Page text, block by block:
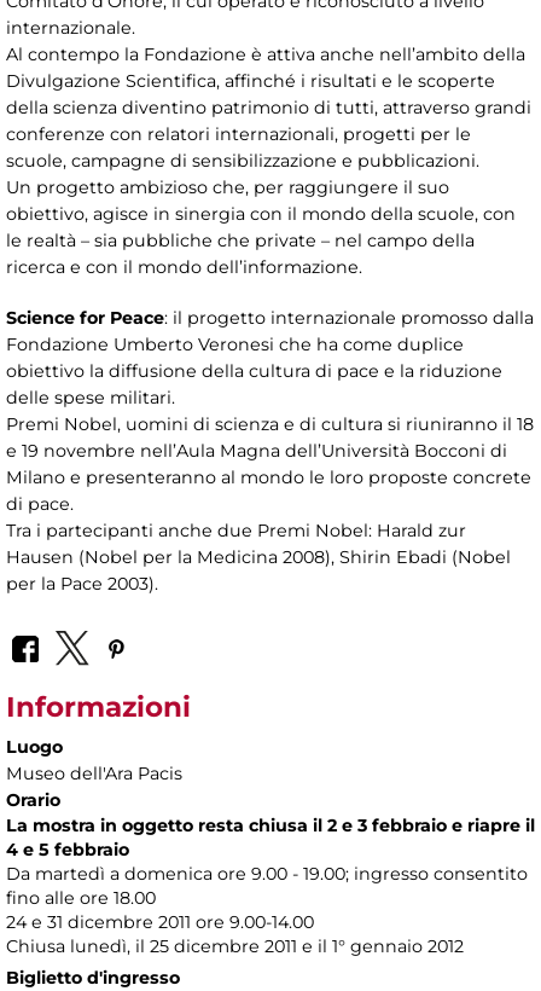
internazionale.
Al contempo la Fondazione è attiva anche nell’ambito della
Divulgazione Scientifica, affinché i risultati e le scoperte
della scienza diventino patrimonio di tutti, attraverso grandi
conferenze con relatori internazionali, progetti per le
scuole, campagne di sensibilizzazione e pubblicazioni.
Un progetto ambizioso che, per raggiungere il suo
obiettivo, agisce in sinergia con il mondo della scuole, con
le realtà – sia pubbliche che private – nel campo della
ricerca e con il mondo dell’informazione.
Science for Peace: il progetto internazionale promosso dalla
Fondazione Umberto Veronesi che ha come duplice
obiettivo la diffusione della cultura di pace e la riduzione
delle spese militari.
Premi Nobel, uomini di scienza e di cultura si riuniranno il 18
e 19 novembre nell’Aula Magna dell’Università Bocconi di
Milano e presenteranno al mondo le loro proposte concrete
di pace.
Tra i partecipanti anche due Premi Nobel: Harald zur
Hausen (Nobel per la Medicina 2008), Shirin Ebadi (Nobel
per la Pace 2003).
Informazioni
Luogo
Museo dell'Ara Pacis
Orario
La mostra in oggetto resta chiusa il 2 e 3 febbraio e riapre il
4 e 5 febbraio
Da martedì a domenica ore 9.00 - 19.00; ingresso consentito
fino alle ore 18.00
24 e 31 dicembre 2011 ore 9.00-14.00
Chiusa lunedì, il 25 dicembre 2011 e il 1° gennaio 2012
Biglietto d'ingresso